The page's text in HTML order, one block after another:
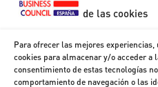
de las cookies
Para ofrecer las mejores
cookies para almacenar y/o acceder
consentimiento de estas tecnologías
comportamiento de navegación o las
León